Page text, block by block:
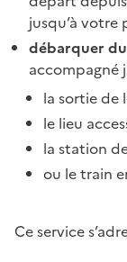
jusqu’à votre
débarquer
accompagné
la sortie de
le lieu
la station
ou le train
Ce service